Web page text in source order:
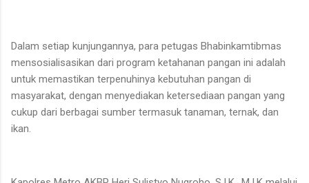
Dalam setiap kunjungannya, para petugas Bhabinkamtibmas
mensosialisasikan dari program ketahanan pangan ini adalah
untuk memastikan terpenuhinya kebutuhan pangan di
masyarakat, dengan menyediakan ketersediaan pangan yang
cukup dari berbagai sumber termasuk tanaman, ternak, dan
ikan.